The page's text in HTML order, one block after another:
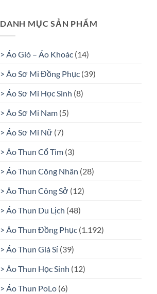
Đẹp
Vải
DANH MỤC SẢN PHẨM
> Áo Gió – Áo Khoác (14)
> Áo Sơ Mi Đồng Phục (39)
> Áo Sơ Mi Học Sinh (8)
> Áo Sơ Mi Nam (5)
> Áo Sơ Mi Nữ (7)
> Áo Thun Cổ Tim (3)
> Áo Thun Công Nhân (28)
> Áo Thun Công Sở (12)
> Áo Thun Du Lịch (48)
> Áo Thun Đồng Phục (1.192)
> Áo Thun Giá Sỉ (39)
> Áo Thun Học Sinh (12)
> Áo Thun PoLo (6)